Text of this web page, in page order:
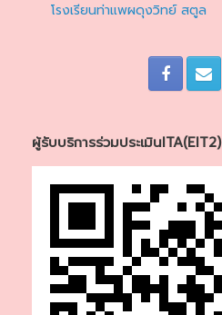
โรงเรียนท่าแพผดุงวิทย์ สตูล
ผู้รับบริการร่วมประเมินITA(EIT2)